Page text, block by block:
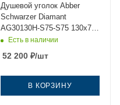
Душевой уголок Abber
Schwarzer Diamant
AG30130H-S75-S75 130х75
стекло прозрачное
Есть в наличии
52 200₽/шт
В КОРЗИНУ